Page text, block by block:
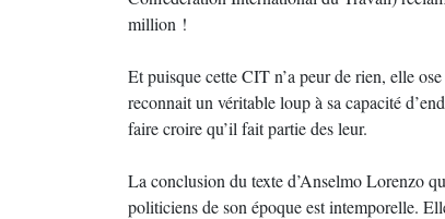
million !
Et puisque cette CIT n’a peur de rien, elle
reconnait un véritable loup à sa capacité
faire croire qu’il fait partie des leur.
La conclusion du texte d’Anselmo Lorenzo
politiciens de son époque est intemporelle.